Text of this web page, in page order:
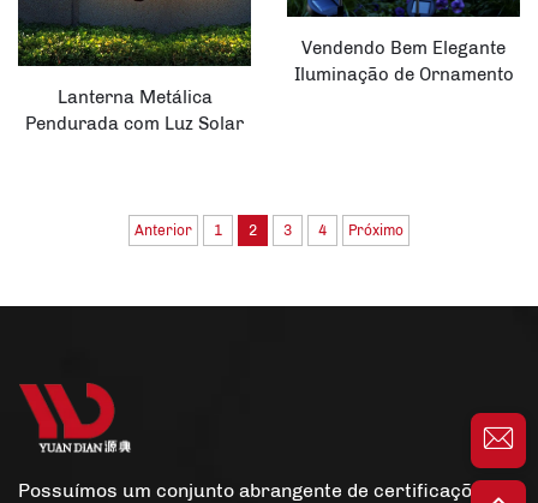
Lanterna Metálica
Pendurada com Luz Solar
Vendendo Bem Elegante
Iluminação de Ornamento
Anterior 1 2 3 4 Próximo
Possuímos um conjunto abrangente de certificações